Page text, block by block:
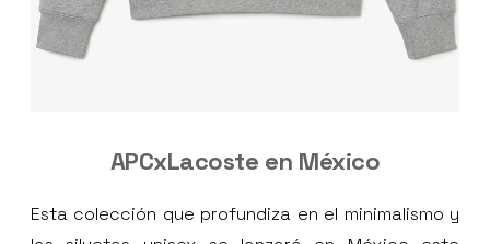
APCxLacoste en México
Esta colección que profundiza en el minimalismo y